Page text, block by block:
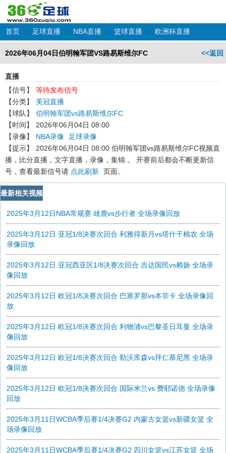
首页 | 足球直播 | NBA直播 | 篮球直播 | 欧洲杯直播
<<返回
2026年06月04日伯明翰军团VS路易斯维尔FC
直播
【信号】
等待发布信号
【分类】
美冠直播
【球队】
伯明翰军团vs路易斯维尔FC
【时间】
2026年06月04日 08:00
【录像】
NBA录像
足球录像
【提示】
2026年06月04日 08:00 伯明翰军团vs路易斯维尔FC视频直
播，比分直播，文字直播，录像，集锦 。 开赛前后都会不断更新信
号，查看最新信号请 点此刷新 页面。
最新相关视频
2025年3月12日NBA常规赛 雄鹿vs步行者 全场录像回放
2025年3月12日 亚冠1/8决赛次回合 利雅得新月vs塔什干棉农 全场
录像回放
2025年3月12日 亚冠西亚区1/8决赛次回合 吉达国民vs赖扬 全场录
像回放
2025年3月12日 欧冠1/8决赛次回合 巴塞罗那vs本菲卡 全场录像回
放
2025年3月12日 欧冠1/8决赛次回合 利物浦vs巴黎圣日耳曼 全场录
像回放
2025年3月12日 欧冠1/8决赛次回合 勒沃库森vs拜仁慕尼黑 全场录
像回放
2025年3月12日 欧冠1/8决赛次回合 国际米兰vs 费耶诺德 全场录像
回放
2025年3月11日WCBA季后赛1/4决赛G2 内蒙古女篮vs新疆女篮 全
场录像回放
2025年3月11日WCBA季后赛1/4决赛G2 四川女篮vs江苏女篮 全场